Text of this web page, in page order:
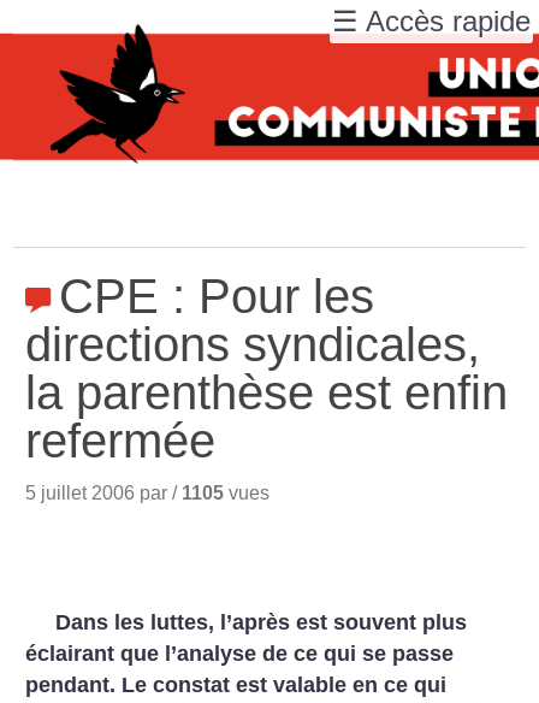
CPE : Pour les
directions syndicales,
la parenthèse est enfin
refermée
5 juillet 2006 par / 1105 vues
Dans les luttes, l’après est souvent plus
éclairant que l’analyse de ce qui se passe
pendant. Le constat est valable en ce qui
☰ Accès rapide